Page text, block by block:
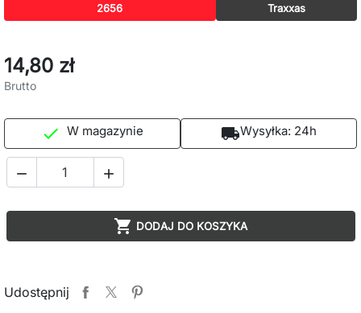
2656
Traxxas
14,80 zł
Brutto
 W magazynie local_shippingWysyłka: 24h
 
 DODAJ DO KOSZYKA
Udostępnij